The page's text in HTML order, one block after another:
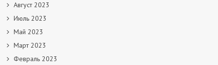
Август 2023
Июль 2023
Май 2023
Март 2023
Февраль 2023